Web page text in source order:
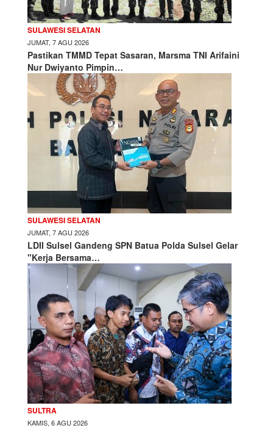
SULAWESI SELATAN
JUMAT, 7 AGU 2026
Pastikan TMMD Tepat Sasaran, Marsma TNI Arifaini
Nur Dwiyanto Pimpin…
SULAWESI SELATAN
JUMAT, 7 AGU 2026
LDII Sulsel Gandeng SPN Batua Polda Sulsel Gelar
"Kerja Bersama…
SULTRA
KAMIS, 6 AGU 2026